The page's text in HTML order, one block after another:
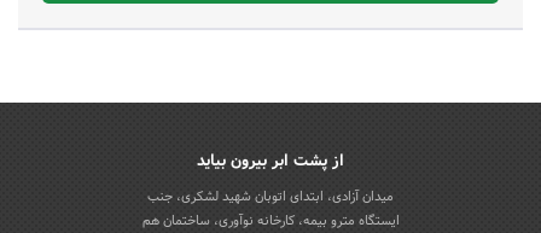
از پشت ابر بیرون بیاید
میدان آزادی، ابتدای اتوبان شهید لشکری، جنب
ایستگاه مترو بیمه، کارخانه نوآوری، ساختمان هم